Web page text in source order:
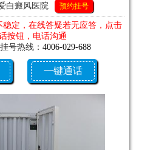
白癜风医院 预约挂号
定，在线答疑若无应答，点击
按钮，电话沟通
号热线： 4006-029-688
一键通话